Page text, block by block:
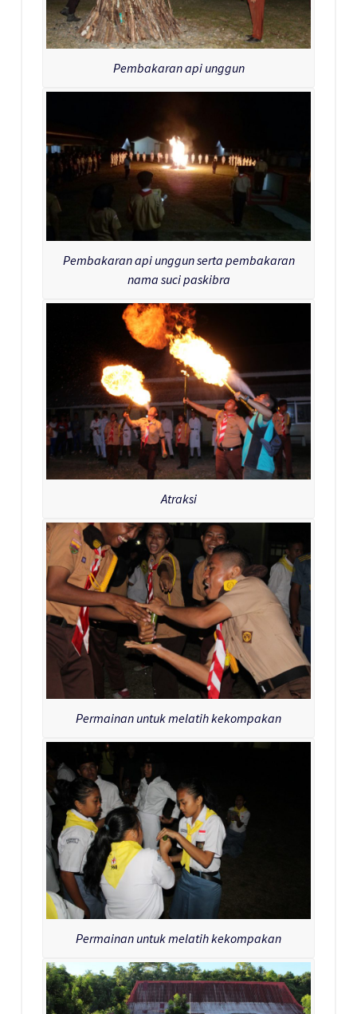
Pembakaran api unggun
Pembakaran api unggun serta pembakaran
nama suci paskibra
Atraksi
Permainan untuk melatih kekompakan
Permainan untuk melatih kekompakan